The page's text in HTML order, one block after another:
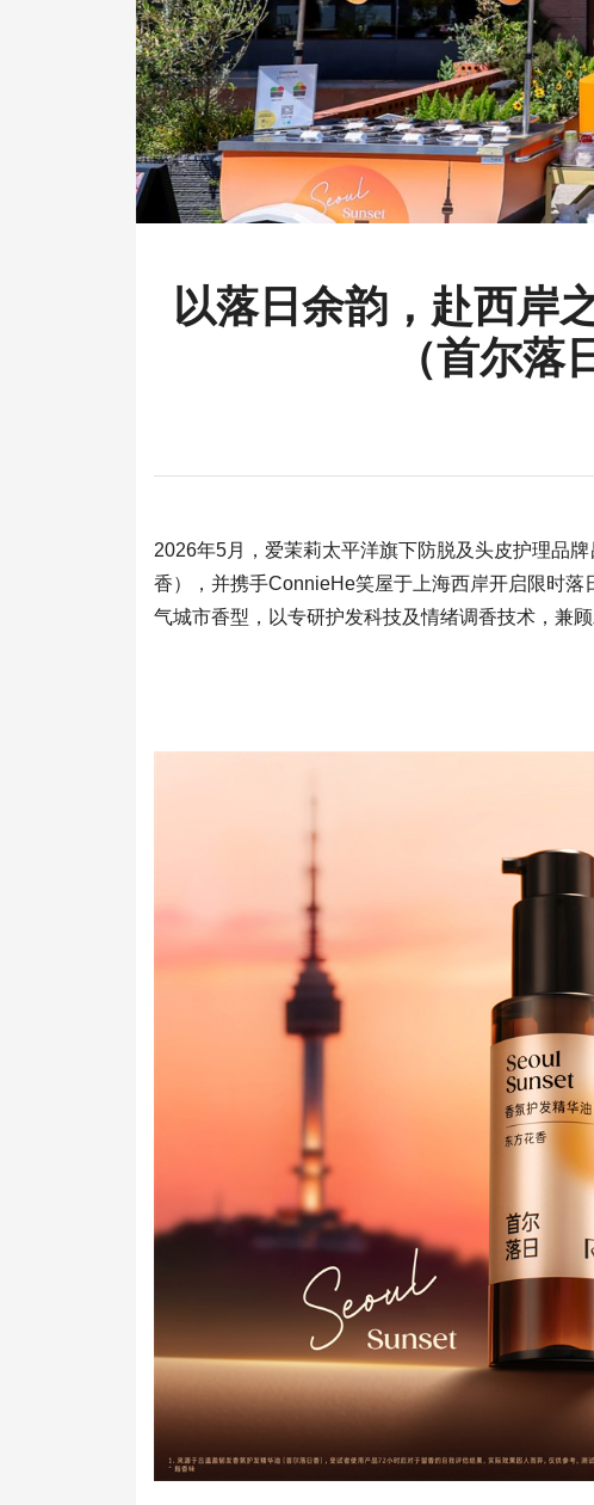
以落日余韵，赴西岸
（首尔
2026年5月，爱茉莉太平洋旗下防脱及头皮护理品
香），并携手ConnieHe笑屋于上海西岸开启限时
气城市香型，以专研护发科技及情绪调香技术，兼